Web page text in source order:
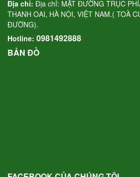
Địa chỉ: Địa chỉ: MẶT ĐƯỜNG TRỤC
THANH OAI, HÀ NỘI, VIỆT NAM.( TOÀ
ĐƯỜNG).
Hotline: 0981492888
BẢN ĐỒ